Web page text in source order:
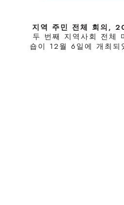
지역 주민 전체 회의,
두 번째 지역사회 전체
숍이 12월 6일에 개최되